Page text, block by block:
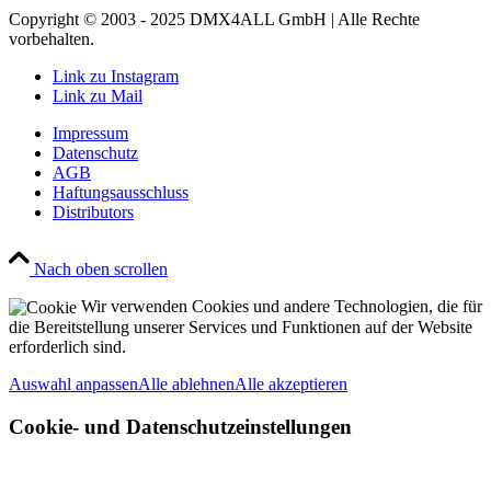
Copyright © 2003 - 2025 DMX4ALL GmbH | Alle Rechte
vorbehalten.
Link zu Instagram
Link zu Mail
Impressum
Datenschutz
AGB
Haftungsausschluss
Distributors
Nach oben scrollen
Wir verwenden Cookies und andere Technologien, die für
die Bereitstellung unserer Services und Funktionen auf der Website
erforderlich sind.
Auswahl anpassenAlle ablehnenAlle akzeptieren
Cookie- und Datenschutzeinstellungen